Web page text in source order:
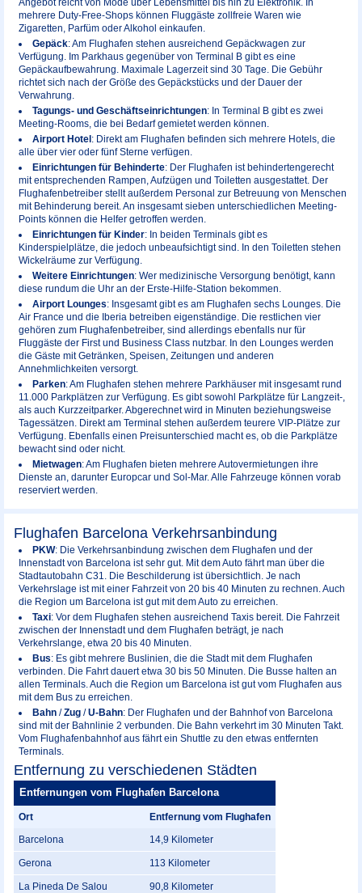
mehrere Duty-Free-Shops können Fluggäste zollfreie Waren wie
Zigaretten, Parfüm oder Alkohol einkaufen.
Gepäck: Am Flughafen stehen ausreichend Gepäckwagen zur
Verfügung. Im Parkhaus gegenüber von Terminal B gibt es eine
Gepäckaufbewahrung. Maximale Lagerzeit sind 30 Tage. Die Gebühr
richtet sich nach der Größe des Gepäckstücks und der Dauer der
Verwahrung.
Tagungs- und Geschäftseinrichtungen: In Terminal B gibt es zwei
Meeting-Rooms, die bei Bedarf gemietet werden können.
Airport Hotel: Direkt am Flughafen befinden sich mehrere Hotels, die
alle über vier oder fünf Sterne verfügen.
Einrichtungen für Behinderte: Der Flughafen ist behindertengerecht
mit entsprechenden Rampen, Aufzügen und Toiletten ausgestattet. Der
Flughafenbetreiber stellt außerdem Personal zur Betreuung von Menschen
mit Behinderung bereit. An insgesamt sieben unterschiedlichen Meeting-
Points können die Helfer getroffen werden.
Einrichtungen für Kinder: In beiden Terminals gibt es
Kinderspielplätze, die jedoch unbeaufsichtigt sind. In den Toiletten stehen
Wickelräume zur Verfügung.
Weitere Einrichtungen: Wer medizinische Versorgung benötigt, kann
diese rundum die Uhr an der Erste-Hilfe-Station bekommen.
Airport Lounges: Insgesamt gibt es am Flughafen sechs Lounges. Die
Air France und die Iberia betreiben eigenständige. Die restlichen vier
gehören zum Flughafenbetreiber, sind allerdings ebenfalls nur für
Fluggäste der First und Business Class nutzbar. In den Lounges werden
die Gäste mit Getränken, Speisen, Zeitungen und anderen
Annehmlichkeiten versorgt.
Parken: Am Flughafen stehen mehrere Parkhäuser mit insgesamt rund
11.000 Parkplätzen zur Verfügung. Es gibt sowohl Parkplätze für Langzeit-,
als auch Kurzzeitparker. Abgerechnet wird in Minuten beziehungsweise
Tagessätzen. Direkt am Terminal stehen außerdem teurere VIP-Plätze zur
Verfügung. Ebenfalls einen Preisunterschied macht es, ob die Parkplätze
bewacht sind oder nicht.
Mietwagen: Am Flughafen bieten mehrere Autovermietungen ihre
Dienste an, darunter Europcar und Sol-Mar. Alle Fahrzeuge können vorab
reserviert werden.
Flughafen Barcelona Verkehrsanbindung
PKW: Die Verkehrsanbindung zwischen dem Flughafen und der
Innenstadt von Barcelona ist sehr gut. Mit dem Auto fährt man über die
Stadtautobahn C31. Die Beschilderung ist übersichtlich. Je nach
Verkehrslage ist mit einer Fahrzeit von 20 bis 40 Minuten zu rechnen. Auch
die Region um Barcelona ist gut mit dem Auto zu erreichen.
Taxi: Vor dem Flughafen stehen ausreichend Taxis bereit. Die Fahrzeit
zwischen der Innenstadt und dem Flughafen beträgt, je nach
Verkehrslange, etwa 20 bis 40 Minuten.
Bus: Es gibt mehrere Buslinien, die die Stadt mit dem Flughafen
verbinden. Die Fahrt dauert etwa 30 bis 50 Minuten. Die Busse halten an
allen Terminals. Auch die Region um Barcelona ist gut vom Flughafen aus
mit dem Bus zu erreichen.
Bahn /Zug /U-Bahn: Der Flughafen und der Bahnhof von Barcelona
sind mit der Bahnlinie 2 verbunden. Die Bahn verkehrt im 30 Minuten Takt.
Vom Flughafenbahnhof aus fährt ein Shuttle zu den etwas entfernten
Terminals.
Entfernung zu verschiedenen Städten
Entfernungen vom Flughafen Barcelona
Ort
Entfernung vom Flughafen
Barcelona
14,9 Kilometer
Gerona 113 Kilometer
La Pineda De Salou 90,8 Kilometer